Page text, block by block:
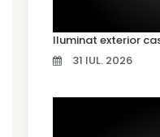
31 IUL. 2026